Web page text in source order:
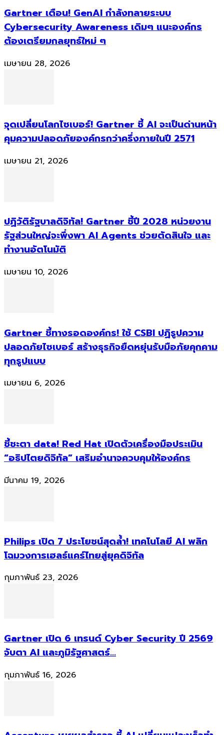
Gartner เตือน! GenAI กำลังทลายระบบ
Cybersecurity Awareness เดิมๆ แนะองค์กร
ต้องเตรียมกลยุทธ์ใหม่ ๆ
เมษายน 28, 2026
จุดเปลี่ยนโลกไซเบอร์! Gartner ชี้ AI จะเป็นด่านหน้า
คุมความปลอดภัยองค์กรกว่าครึ่งภายในปี 2571
เมษายน 21, 2026
ปฏิวัติรัฐบาลดิจิทัล! Gartner ชี้ปี 2028 หน่วยงาน
รัฐส่วนใหญ่จะพึ่งพา AI Agents ช่วยตัดสินใจ และ
ทำงานอัตโนมัติ
เมษายน 10, 2026
Gartner ชี้ทางรอดองค์กร! ใช้ CSBI ปฏิรูปความ
ปลอดภัยไซเบอร์ สร้างธุรกิจยืดหยุ่นรับมือภัยคุกคาม
ทุกรูปแบบ
เมษายน 6, 2026
ชี้ชะตา data! Red Hat เปิดตัวเครื่องมือประเมิน
“อธิปไตยดิจิทัล” เสริมอำนาจควบคุมให้องค์กร
มีนาคม 19, 2026
Philips เปิด 7 ประโยชน์สุดล้ำ! เทคโนโลยี AI พลิก
โฉมวงการเฮลธ์แคร์ไทยสู่ยุคดิจิทัล
กุมภาพันธ์ 23, 2026
Gartner เปิด 6 เทรนด์ Cyber Security ปี 2569
จับตา AI และภูมิรัฐศาสตร์...
กุมภาพันธ์ 16, 2026